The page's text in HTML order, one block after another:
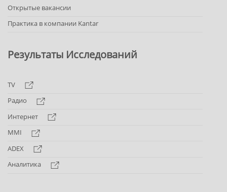
Открытые вакансии
Практика в компании Kantar
Результаты Исследований
TV
Радио
Интернет
MMI
ADEX
Аналитика